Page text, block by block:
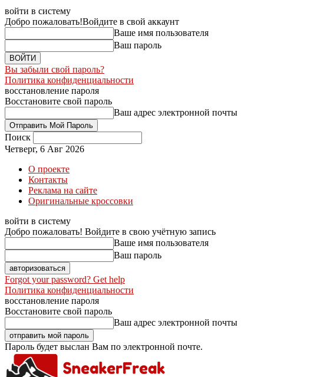
войти в систему
Добро пожаловать!Войдите в свой аккаунт
Ваше имя пользователя
Ваш пароль
Вы забыли свой пароль?
Политика конфиденциальности
восстановление пароля
Восстановите свой пароль
Ваш адрес электронной почты
Поиск
Четверг, 6 Авг 2026
О проекте
Контакты
Реклама на сайте
Оригинальные кроссовки
войти в систему
Добро пожаловать! Войдите в свою учётную запись
Ваше имя пользователя
Ваш пароль
Forgot your password? Get help
Политика конфиденциальности
восстановление пароля
Восстановите свой пароль
Ваш адрес электронной почты
Пароль будет выслан Вам по электронной почте.